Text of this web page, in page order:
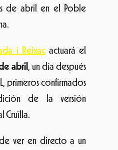
de abril en el Poble
i Reixacactuará el
abril , un día después
primeros confirmados
de la versión
Cruïlla.
ver en directo a un